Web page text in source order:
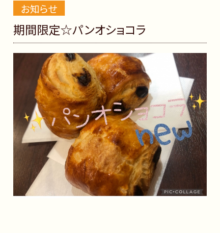
お知らせ
期間限定☆パンオショコラ